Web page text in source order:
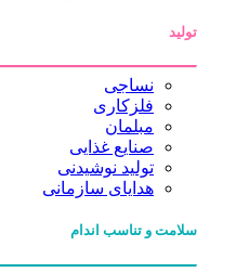
تولید
نساجی
فلزکاری
مبلمان
صنایع غذایی
تولید نوشیدنی
هدایای سازمانی
سلامت و تناسب اندام